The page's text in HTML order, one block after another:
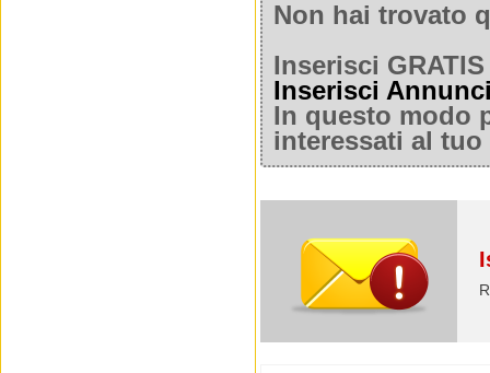
Non hai trovato
Inserisci
Inserisci
In questo modo
interessati al